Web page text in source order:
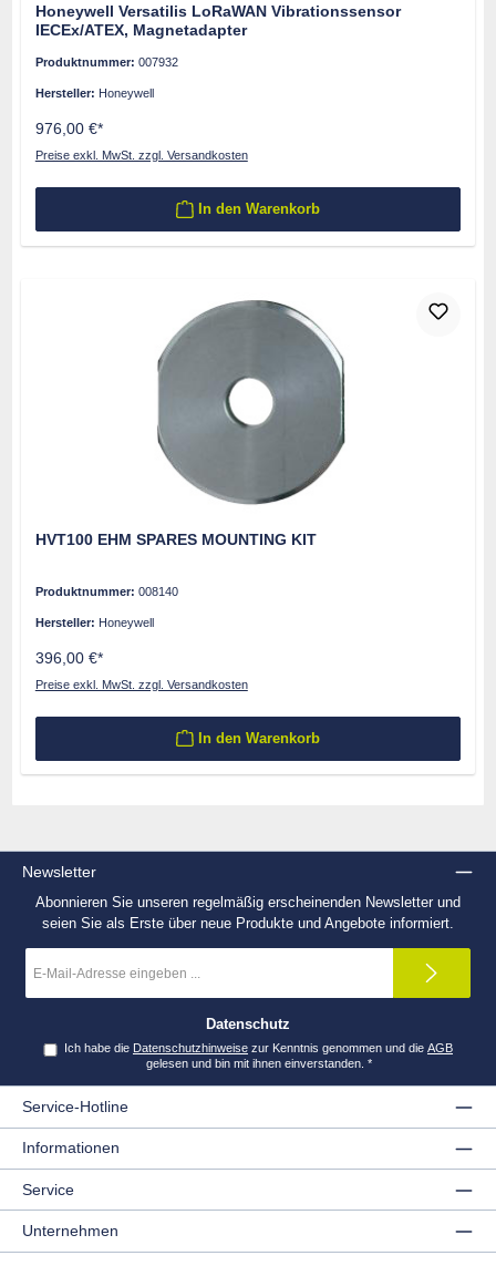
Honeywell Versatilis LoRaWAN Vibrationssensor
IECEx/ATEX, Magnetadapter
Produktnummer: 007932
Hersteller: Honeywell
976,00 €*
Preise exkl. MwSt. zzgl. Versandkosten
In den Warenkorb
HVT100 EHM SPARES MOUNTING KIT
Produktnummer: 008140
Hersteller: Honeywell
396,00 €*
Preise exkl. MwSt. zzgl. Versandkosten
In den Warenkorb
Newsletter
Abonnieren Sie unseren regelmäßig erscheinenden Newsletter und
seien Sie als Erste über neue Produkte und Angebote informiert.
Mail-
*
Datenschutz
Ich habe die Datenschutzhinweisezur Kenntnis genommen und die AGB
gelesen und bin mit ihnen einverstanden. *
Service-Hotline
Informationen
Service
Unternehmen